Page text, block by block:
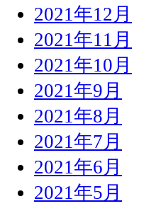
2021年12月
2021年11月
2021年10月
2021年9月
2021年8月
2021年7月
2021年6月
2021年5月